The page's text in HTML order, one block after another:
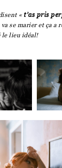
«t’as pris
se marier et ça a
le lieu idéal!